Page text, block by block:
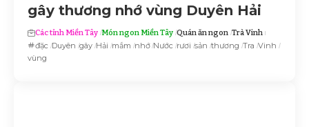
gây thương nhớ vùng Duyên Hải
Các tỉnh Miền Tây Món ngon Miền Tây Quán ăn ngon Trà Vinh
đặc Duyên gây Hải mắm nhớ Nước rươi sản thương Tra Vinh
vùng